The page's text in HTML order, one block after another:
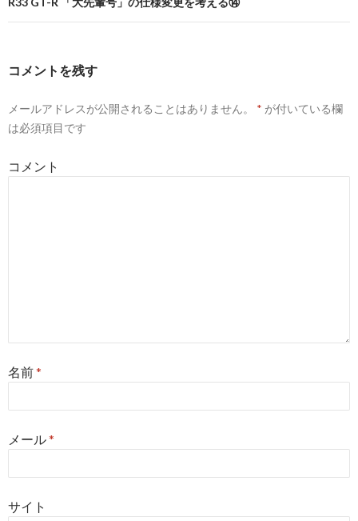
ゲ
シ
ン
コメントを残す
メールアドレスが公開されることはありません。 * が付いている欄
は必須項目です
コメント
名前*
メール*
サイト